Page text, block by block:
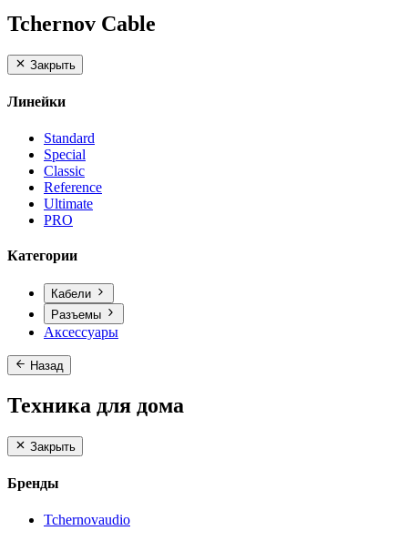
Tchernov Cable
Закрыть
Линейки
Standard
Special
Classic
Reference
Ultimate
PRO
Категории
Кабели
Разъемы
Аксессуары
Назад
Техника для дома
Закрыть
Бренды
Tchernovaudio